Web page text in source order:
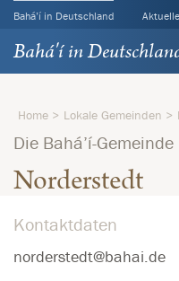
Bahá’í in Deutschland
Bahá'í in
Home Lokale Gemeinden
Die Bahá’í-Gemeinde
Norderstedt
Kontaktdaten
norderstedt@bahai.de